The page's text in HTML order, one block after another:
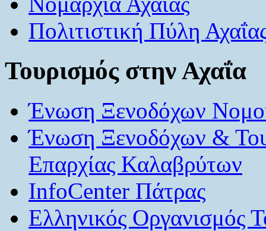
Πολιτιστική Πύλη
Τουρισμός στην Αχαΐα
Ένωση Ξενοδόχων
Ένωση Ξενοδόχων &
Επαρχίας Καλαβρύτων
InfoCenter Πάτρας
Ελληνικός Οργανισμός